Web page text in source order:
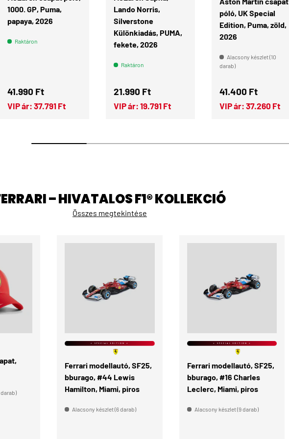
1000. GP, Puma,
papaya, 2026
Raktáron
Normál ár
41.990 Ft
VIP ár: 37.791 Ft
Lando Norris,
Silverstone
Különkiadás, PUMA,
fekete, 2026
Raktáron
Normál ár
21.990 Ft
VIP ár: 19.791 Ft
póló, UK Special
Edition, Puma, zöld,
2026
Alacsony készlet (10
darab)
Normál ár
41.400 Ft
VIP ár: 37.260 Ft
– HIVATALOS F1® KOLLEKCIÓ
Összes megtekintése
⭐ SPECIAL EDITION ⭐
Ferrari modellautó, SF25,
bburago, #44 Lewis
Hamilton, Miami, piros
Alacsony készlet (6 darab)
⭐ SPECIAL EDITION ⭐
Ferrari modellautó, SF25,
bburago, #16 Charles
Leclerc, Miami, piros
Alacsony készlet (9 darab)